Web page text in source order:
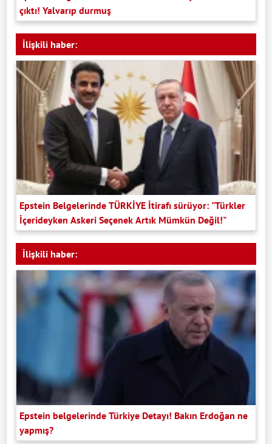
çıktı! Yalvarıp durmuş
İlişkili haber:
Epstein Belgelerinde TÜRKİYE İtirafı sürüyor: "Türkler
İçerideyken Askeri Seçenek Artık Mümkün Değil!"
İlişkili haber:
Epstein belgelerinde Türkiye Detayı! Bakın Erdoğan ne
yapmış?